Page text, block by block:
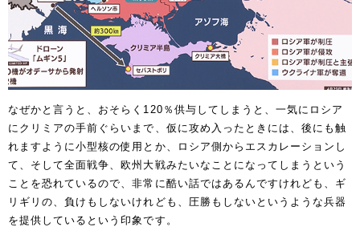
なぜかと言うと、おそらく120％供与してしまうと、一気にロシア
にクリミアの手前ぐらいまで、仮に攻め入ったときには、後にも触
れますように小型核の使用とか、ロシア側からエスカレーションし
て、そして全面戦争、欧州大戦みたいなことになってしまうという
ことを恐れているので、非常に酷い話ではあるんですけれども、ギ
リギリの、負けもしないけれども、圧勝もしないというような兵器
を提供しているという印象です。